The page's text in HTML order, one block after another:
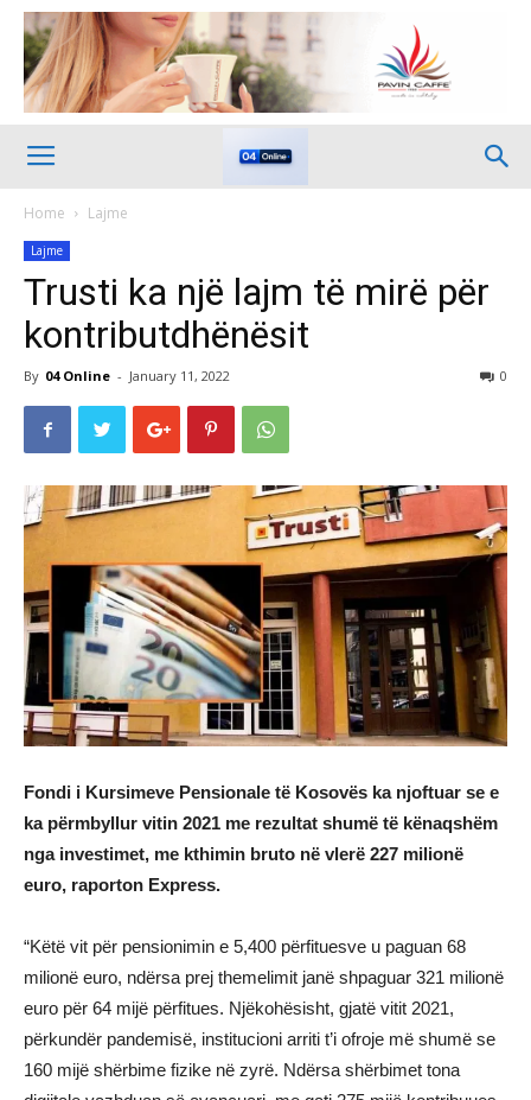
Home Lajme
Lajme
Trusti ka një lajm të mirë për
kontributdhënësit
By 04 Online - January 11, 2022 0
Fondi i Kursimeve Pensionale të Kosovës ka njoftuar se e
ka përmbyllur vitin 2021 me rezultat shumë të kënaqshëm
nga investimet, me kthimin bruto në vlerë 227 milionë
euro, raporton Express.
“Këtë vit për pensionimin e 5,400 përfituesve u paguan 68
milionë euro, ndërsa prej themelimit janë shpaguar 321 milionë
euro për 64 mijë përfitues. Njëkohësisht, gjatë vitit 2021,
përkundër pandemisë, institucioni arriti t’i ofroje më shumë se
160 mijë shërbime fizike në zyrë. Ndërsa shërbimet tona